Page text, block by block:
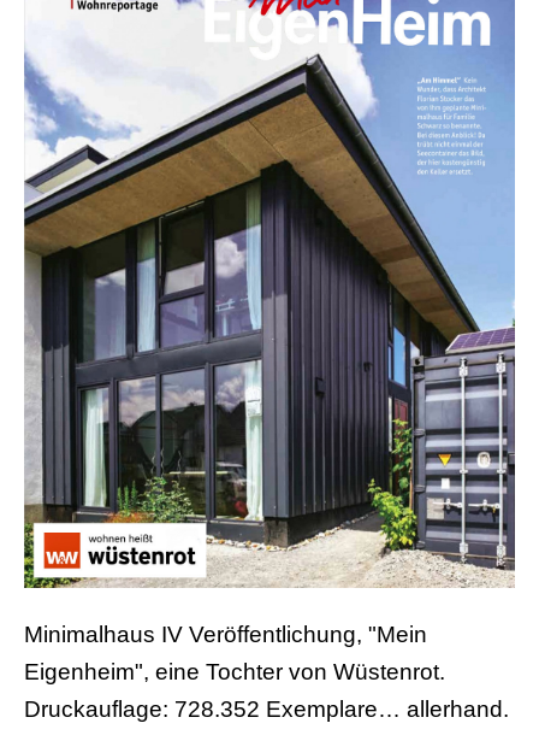
Minimalhaus IV Veröffentlichung, "Mein
Eigenheim", eine Tochter von Wüstenrot.
Druckauflage: 728.352 Exemplare… allerhand.